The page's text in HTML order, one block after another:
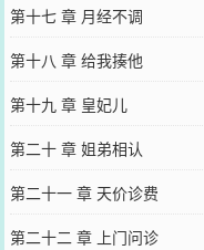
第十七 章 月经不调
第十八 章 给我揍他
第十九 章 皇妃儿
第二十 章 姐弟相认
第二十一 章 天价诊费
第二十二 章 上门问诊